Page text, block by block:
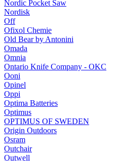
Nordic Pocket Saw
Nordisk
Off
Ofixol Chemie
Old Bear by Antonini
Omada
Omnia
Ontario Knife Company - OKC
Ooni
Opinel
Oppi
Optima Batteries
Optimus
OPTIMUS OF SWEDEN
Origin Outdoors
Osram
Outchair
Outwell